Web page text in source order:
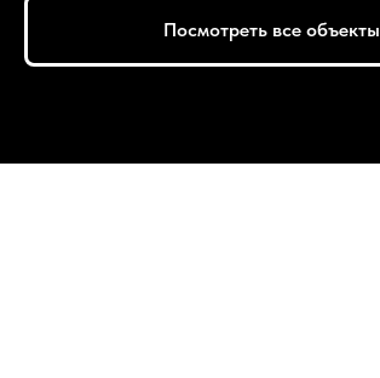
Посмотреть все объекты